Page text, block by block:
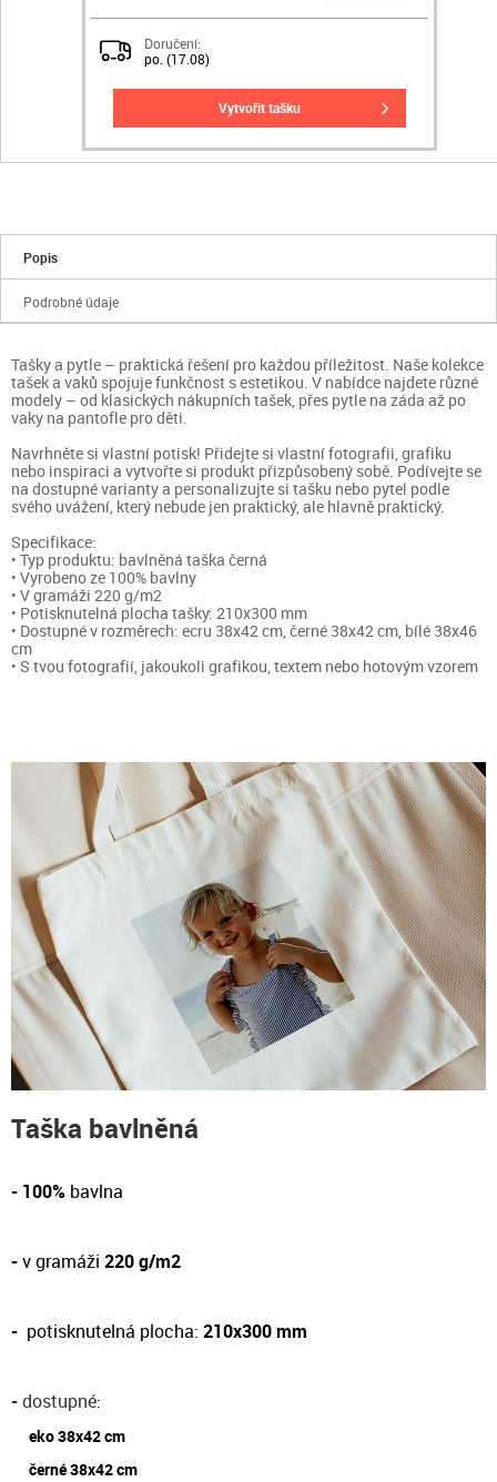
Doručení:
po. (17.08)
vytvořit tašku
Popis
Podrobné údaje
Tašky a pytle – praktická řešení pro každou příležitost. Naše kolekce
tašek a vaků spojuje funkčnost s estetikou. V nabídce najdete různé
modely – od klasických nákupních tašek, přes pytle na záda až po
vaky na pantofle pro děti.
Navrhněte si vlastní potisk! Přidejte si vlastní fotografii, grafiku
nebo inspiraci a vytvořte si produkt přizpůsobený sobě. Podívejte se
na dostupné varianty a personalizujte si tašku nebo pytel podle
svého uvážení, který nebude jen praktický, ale hlavně praktický.
Specifikace:
• Typ produktu: bavlněná taška černá
• Vyrobeno ze 100% bavlny
• V gramáži 220 g/m2
• Potisknutelná plocha tašky: 210x300 mm
• Dostupné v rozměrech: ecru 38x42 cm, černé 38x42 cm, bílé 38x46
cm
• S tvou fotografií, jakoukoli grafikou, textem nebo hotovým vzorem
Taška bavlněná
- 100% bavlna
-v gramáži 220 g/m2
- potisknutelná plocha: 210x300 mm
-dostupné:
eko 38x42 cm
černé 38x42 cm